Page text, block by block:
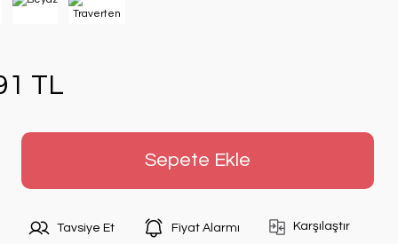
TL
Sepete Ekle
Tavsiye Et Fiyat Alarmı Karşılaştır